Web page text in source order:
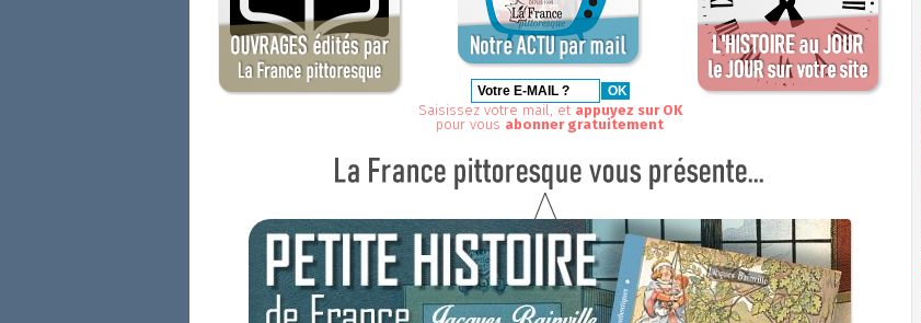
Saisissez votre mail, et appuyez sur OK
pour vous abonner gratuitement